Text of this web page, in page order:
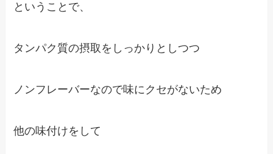
ということで、
タンパク質の摂取をしっかりとしつつ
ノンフレーバーなので味にクセがないため
他の味付けをして